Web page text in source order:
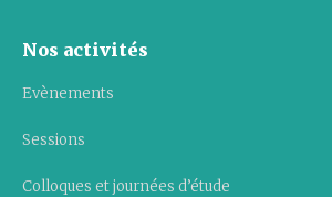
Nos activités
Evènements
Sessions
Colloques et journées d’étude